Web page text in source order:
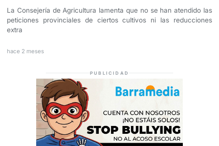
La Consejería de Agricultura lamenta que no se han atendido las
peticiones provinciales de ciertos cultivos ni las reducciones
extra
hace 2 meses
PUBLICIDAD